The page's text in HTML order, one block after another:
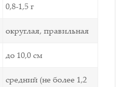
0,8-1,5 г
округлая, правильная
до 10,0 см
средний (не более 1,2